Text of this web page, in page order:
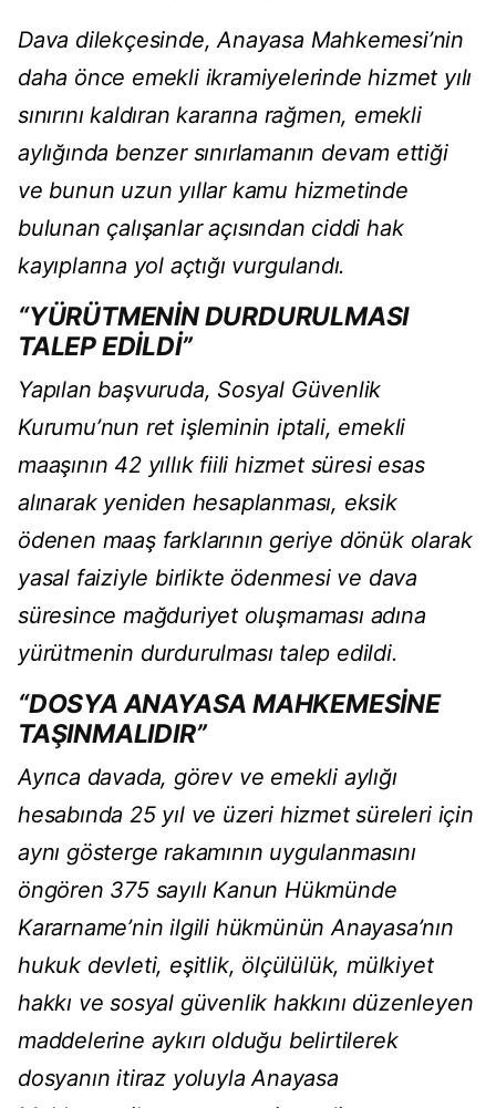
Dava dilekçesinde, Anayasa Mahkemesi’nin
daha önce emekli ikramiyelerinde hizmet yılı
sınırını kaldıran kararına rağmen, emekli
aylığında benzer sınırlamanın devam ettiği
ve bunun uzun yıllar kamu hizmetinde
bulunan çalışanlar açısından ciddi hak
kayıplarına yol açtığı vurgulandı.
“YÜRÜTMENİN DURDURULMASI
TALEP EDİLDİ”
Yapılan başvuruda, Sosyal Güvenlik
Kurumu’nun ret işleminin iptali, emekli
maaşının 42 yıllık fiili hizmet süresi esas
alınarak yeniden hesaplanması, eksik
ödenen maaş farklarının geriye dönük olarak
yasal faiziyle birlikte ödenmesi ve dava
süresince mağduriyet oluşmaması adına
yürütmenin durdurulması talep edildi.
“DOSYA ANAYASA MAHKEMESİNE
TAŞINMALIDIR”
Ayrıca davada, görev ve emekli aylığı
hesabında 25 yıl ve üzeri hizmet süreleri için
aynı gösterge rakamının uygulanmasını
öngören 375 sayılı Kanun Hükmünde
Kararname’nin ilgili hükmünün Anayasa’nın
hukuk devleti, eşitlik, ölçülülük, mülkiyet
hakkı ve sosyal güvenlik hakkını düzenleyen
maddelerine aykırı olduğu belirtilerek
dosyanın itiraz yoluyla Anayasa